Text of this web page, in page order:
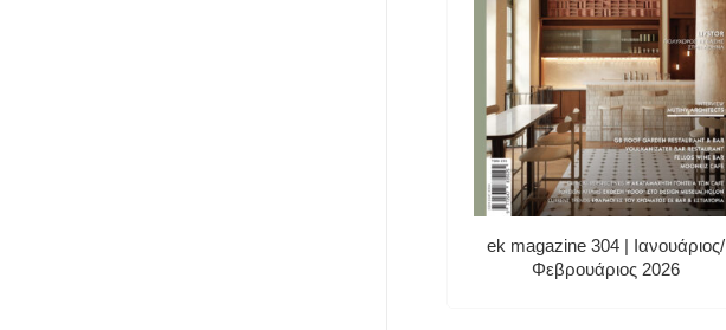
ek magazine 304 | Ιανουάριος/
Φεβρουάριος 2026